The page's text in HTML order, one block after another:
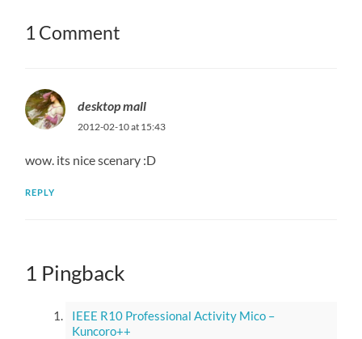
1 Comment
desktop mall
2012-02-10 at 15:43
wow. its nice scenary :D
REPLY
1 Pingback
IEEE R10 Professional Activity Mico –
Kuncoro++